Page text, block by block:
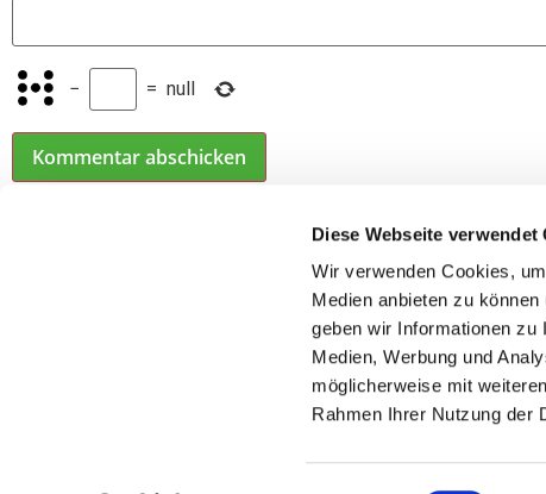
Diese Webseite verwendet
Wir verwenden Cookies,
Medien anbieten zu
geben wir Informationen zu
Medien, Werbung und
möglicherweise mit
Rahmen Ihrer Nutzung der
− = null
Postadresse
American Sports Club
Distelweg
06130 Halle
E-Mail: info@leipzig-